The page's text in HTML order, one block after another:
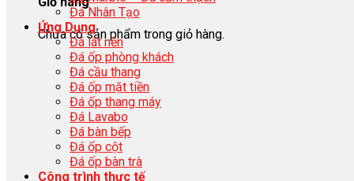
Chưa có sản phẩm trong giỏ hàng.
Đá Nhân Tạo
Ứng Dụng
Đá lát nền
Đá ốp phòng khách
Đá cầu thang
Đá ốp mặt tiền
Đá ốp thang máy
Đá Lavabo
Đá bàn bếp
Đá ốp cột
Đá ốp bàn trà
Công trình thực tế